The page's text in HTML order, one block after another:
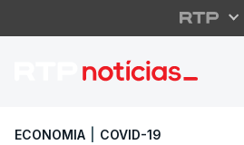
Governo
ECONOMIA COVID-19